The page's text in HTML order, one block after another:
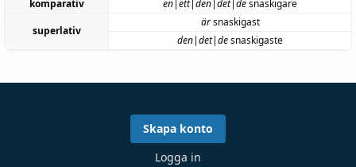
komparativ
en|ett|den|det|desnaskigare
superlativ
ärsnaskigast
den|det|desnaskigaste
Skapa konto
Logga in